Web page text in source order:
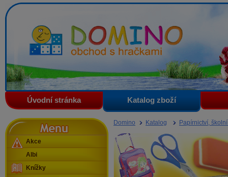
Domino - obchod s hračkami
Úvodní stránka Katalog zboží
Domino Katalog Papírnictví,
Menu
Akce
Albi
Knížky